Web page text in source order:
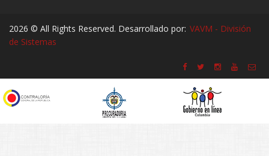
2026 © All Rights Reserved. Desarrollado por: VAVM - División
de Sistemas